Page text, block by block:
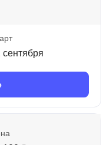
сентября